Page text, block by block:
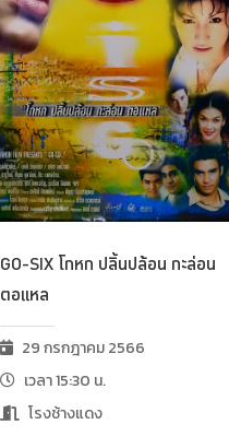
GO-SIX โกหก ปลิ้นปล้อน กะล่อน
ตอแหล
29 กรกฎาคม 2566
เวลา 15:30 น.
โรงช้างแดง